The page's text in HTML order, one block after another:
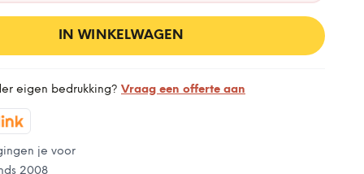
IN WINKELWAGEN
eigen bedrukking? Vraag een offerte aan
je voor
2008